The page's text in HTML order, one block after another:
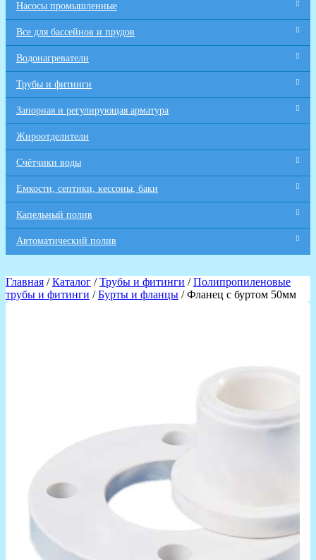
Насосы промышленные
Все для бaссейнов и прудов
Водонагреватели
Трубы и фитинги
Запорная и регулирующая арматура
Жироотделители
Счётчики воды
Емкости, септики, кессоны, баки
Капельный полив
Автоматический полив
Главная /Каталог /Трубы и фитинги /Полипропиленовые
трубы и фитинги /Бурты и фланцы / Фланец с буртом 50мм